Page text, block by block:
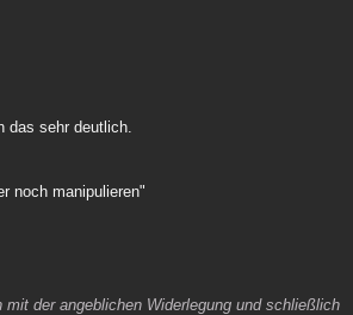
das sehr deutlich.
noch manipulieren"
der angeblichen Widerlegung und schließlich